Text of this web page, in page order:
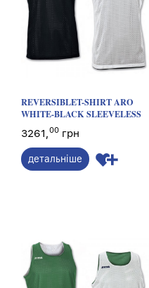
REVERSIBLET-SHIRT ARO
WHITE-BLACK SLEEVELESS
3261,00 грн
детальніше